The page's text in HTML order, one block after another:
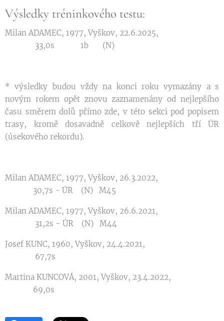
Výsledky tréninkového testu:
Milan ADAMEC, 1977, Vyškov, 22.6.2025,
33,0s 1b (N)
* výsledky budou vždy na konci roku vymazány a s
novým rokem opět znovu zaznamenány od nejlepšího
času směrem dolů přímo zde, v této sekci pod popisem
trasy, kromě dosavadně celkově nejlepších tří ÚR
(úsekového rekordu).
Milan ADAMEC, 1977, Vyškov, 26.3.2022,
30,7s - ÚR (N) M45
Milan ADAMEC, 1977, Vyškov, 26.6.2021,
31,2s - ÚR (N) M44
Josef KUNC, 1960, Vyškov, 24.4.2021,
67,7s
Martina KUNCOVÁ, 2001, Vyškov, 23.4.2022,
69,0s